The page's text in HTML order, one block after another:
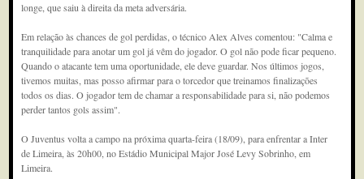
longe, que saiu à direita da meta adversária.
Em relação às chances de gol perdidas, o técnico Alex Alves comentou: "Calma e
tranquilidade para anotar um gol já vêm do jogador. O gol não pode ficar pequeno.
Quando o atacante tem uma oportunidade, ele deve guardar. Nos últimos jogos,
tivemos muitas, mas posso afirmar para o torcedor que treinamos finalizações
todos os dias. O jogador tem de chamar a responsabilidade para si, não podemos
perder tantos gols assim".
O Juventus volta a campo na próxima quarta-feira (18/09), para enfrentar a Inter
de Limeira, às 20h00, no Estádio Municipal Major José Levy Sobrinho, em
Limeira.